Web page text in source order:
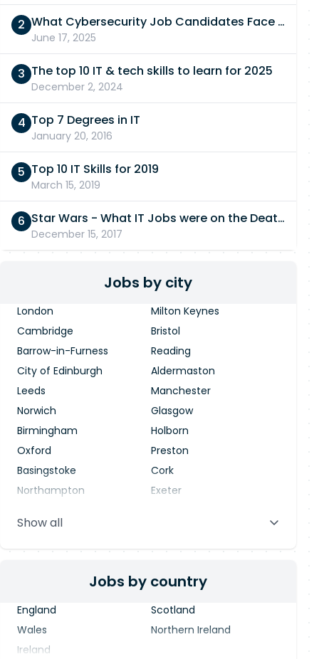
What Cybersecurity Job Candidates Face in a Technical Test
June 17, 2025
The top 10 IT & tech skills to learn for 2025
December 2, 2024
Top 7 Degrees in IT
January 20, 2016
Top 10 IT Skills for 2019
March 15, 2019
Star Wars - What IT Jobs were on the Death Star?
December 15, 2017
Jobs by city
London
Milton Keynes
Cambridge
Bristol
Barrow-in-Furness
Reading
City of Edinburgh
Aldermaston
Leeds
Manchester
Norwich
Glasgow
Birmingham
Holborn
Oxford
Preston
Basingstoke
Cork
Northampton
Exeter
Blackpool
Show all
Jobs by country
England
Scotland
Wales
Northern Ireland
Ireland